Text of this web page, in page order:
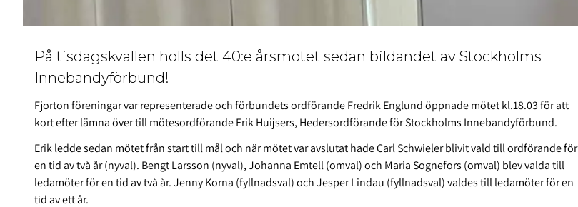
På tisdagskvällen hölls det 40:e årsmötet sedan bildandet av Stockholms
Innebandyförbund!
Fjorton föreningar var representerade och förbundets ordförande Fredrik Englund öppnade mötet kl.18.03 för att
kort efter lämna över till mötesordförande Erik Huijsers, Hedersordförande för Stockholms Innebandyförbund.
Erik ledde sedan mötet från start till mål och när mötet var avslutat hade Carl Schwieler blivit vald till ordförande för
en tid av två år (nyval). Bengt Larsson (nyval), Johanna Emtell (omval) och Maria Sognefors (omval) blev valda till
ledamöter för en tid av två år. Jenny Korna (fyllnadsval) och Jesper Lindau (fyllnadsval) valdes till ledamöter för en
tid av ett år.